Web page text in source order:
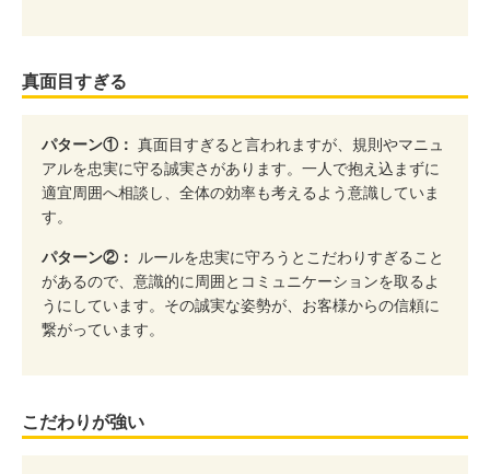
真面目すぎる
パターン①： 真面目すぎると言われますが、規則やマニュ
アルを忠実に守る誠実さがあります。一人で抱え込まずに
適宜周囲へ相談し、全体の効率も考えるよう意識していま
す。
パターン②：
ルールを忠実に守ろうとこだわりすぎること
があるので、意識的に周囲とコミュニケーションを取るよ
うにしています。その誠実な姿勢が、お客様からの信頼に
繋がっています。
こだわりが強い